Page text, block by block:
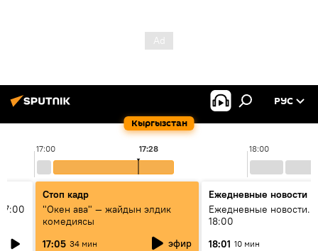
Кыргызстан
РУС
17:00 18:00
17:28
Стоп кадр
"Окен ава" — жайдын элдик
комедиясы
17:05 34 мин эфир
Ежедневные новости
Ежедневные новости.
18:00
18:01 10 мин